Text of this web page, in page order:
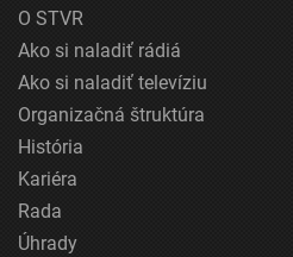
O STVR
Ako si naladiť rádiá
Ako si naladiť televíziu
Organizačná štruktúra
História
Kariéra
Rada
Úhrady